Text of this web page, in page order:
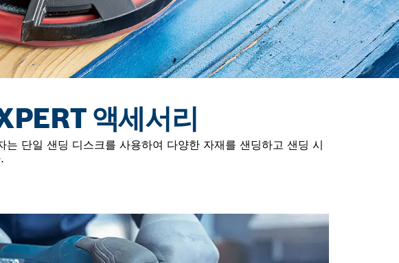
액세서리
단일 샌딩 디스크를 사용하여 다양한 자재를 샌딩하고 샌딩 시